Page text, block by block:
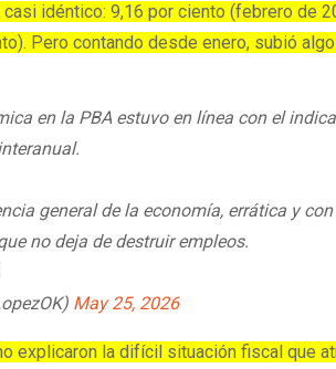
idéntico: 9,16 por ciento (febrero de
Pero contando desde enero, subió
en la PBA estuvo en línea con el
general de la economía, errática y
no deja de destruir empleos.
May 25, 2026
explicaron la difícil situación fiscal que